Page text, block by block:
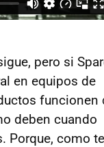
pero si
en equipos de
funcionen
deben cuando
Porque, como